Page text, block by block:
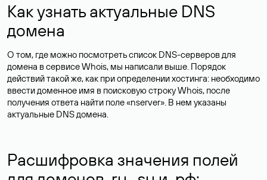
Как узнать актуальные DNS
домена
О том, где можно посмотреть список DNS-серверов для
домена в сервисе Whois, мы написали выше. Порядок
действий такой же, как при определении хостинга: необходимо
ввести доменное имя в поисковую строку Whois, после
получения ответа найти поле «nserver». В нем указаны
актуальные DNS домена.
Расшифровка значения полей